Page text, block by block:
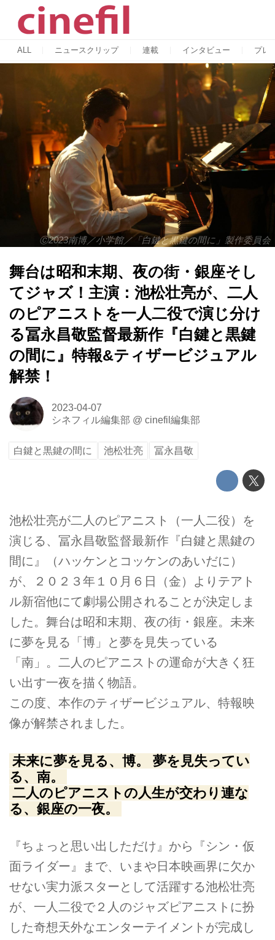
ALL ニュースクリップ 連載 インタビュー プレ
Ⓒ2023南博／小学館／「白鍵と黒鍵の間に」製作委員会
舞台は昭和末期、夜の街・銀座そし
てジャズ！主演：池松壮亮が、二人
のピアニストを一人二役で演じ分け
る冨永昌敬監督最新作『白鍵と黒鍵
の間に』特報&ティザービジュアル
解禁！
2023-04-07
シネフィル編集部 @ cinefil編集部
白鍵と黒鍵の間に 池松壮亮 冨永昌敬
池松壮亮が二人のピアニスト（一人二役）を
演じる、冨永昌敬監督最新作『白鍵と黒鍵の
間に』（ハッケンとコッケンのあいだに）
が、２０２３年１０月６日（金）よりテアト
ル新宿他にて劇場公開されることが決定しま
した。舞台は昭和末期、夜の街・銀座。未来
に夢を見る「博」と夢を見失っている
「南」。二人のピアニストの運命が大きく狂
い出す一夜を描く物語。
この度、本作のティザービジュアル、特報映
像が解禁されました。
未来に夢を見る、博。 夢を見失ってい
る、南。
二人のピアニストの人生が交わり連な
る、銀座の一夜。
『ちょっと思い出しただけ』から『シン・仮
面ライダー』まで、いまや日本映画界に欠か
せない実力派スターとして活躍する池松壮亮
が、一人二役で２人のジャズピアニストに扮
した奇想天外なエンターテイメントが完成し